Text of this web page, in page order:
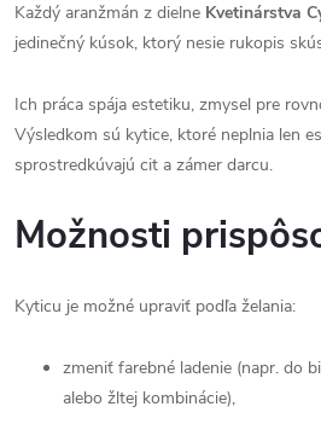
Každý aranžmán z dielne Kvetinárstva
jedinečný kúsok, ktorý nesie rukopis
Ich práca spája estetiku, zmysel pre
Výsledkom sú kytice, ktoré neplnia len
sprostredkúvajú cit a zámer darcu.
Možnosti
Kyticu je možné upraviť podľa želania:
zmeniť farebné ladenie (napr. do
alebo žltej kombinácie),